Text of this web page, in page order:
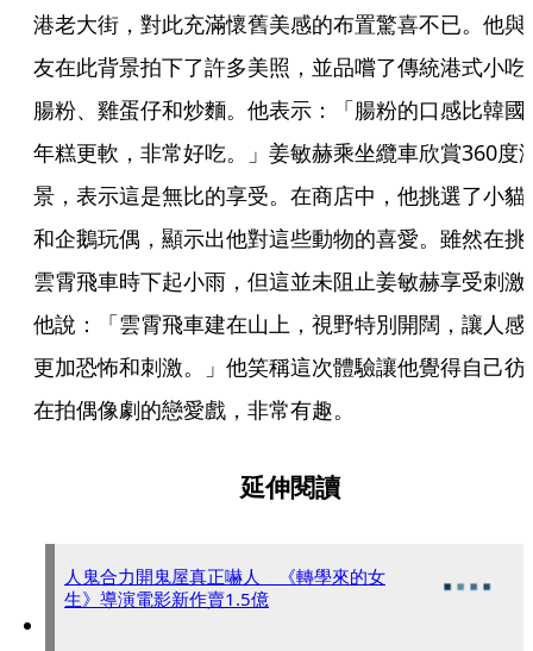
港老大街，對此充滿懷舊美感的布置驚喜不已。他與
友在此背景拍下了許多美照，並品嚐了傳統港式小吃
腸粉、雞蛋仔和炒麵。他表示：「腸粉的口感比韓國
年糕更軟，非常好吃。」姜敏赫乘坐纜車欣賞360度
景，表示這是無比的享受。在商店中，他挑選了小貓
和企鵝玩偶，顯示出他對這些動物的喜愛。雖然在挑
雲霄飛車時下起小雨，但這並未阻止姜敏赫享受刺激
他說：「雲霄飛車建在山上，視野特別開闊，讓人感
更加恐怖和刺激。」他笑稱這次體驗讓他覺得自己彷
在拍偶像劇的戀愛戲，非常有趣。
延伸閱讀
人鬼合力開鬼屋真正嚇人 《轉學來的女
生》導演電影新作賣1.5億